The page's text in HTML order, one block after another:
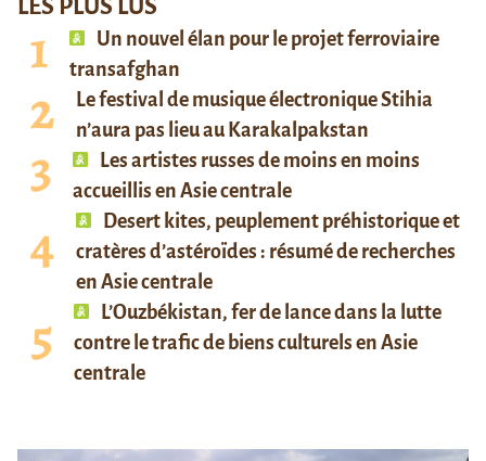
LES PLUS LUS
Un nouvel élan pour le projet ferroviaire
transafghan
Le festival de musique électronique Stihia
n’aura pas lieu au Karakalpakstan
Les artistes russes de moins en moins
accueillis en Asie centrale
Desert kites, peuplement préhistorique et
cratères d’astéroïdes : résumé de recherches
en Asie centrale
L’Ouzbékistan, fer de lance dans la lutte
contre le trafic de biens culturels en Asie
centrale